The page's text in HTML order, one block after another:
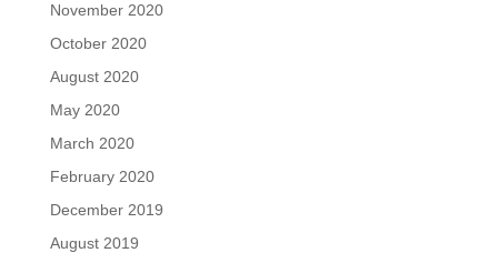
November 2020
October 2020
August 2020
May 2020
March 2020
February 2020
December 2019
August 2019